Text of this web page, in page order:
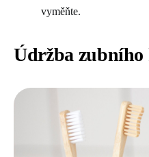
vyměňte.
Údržba